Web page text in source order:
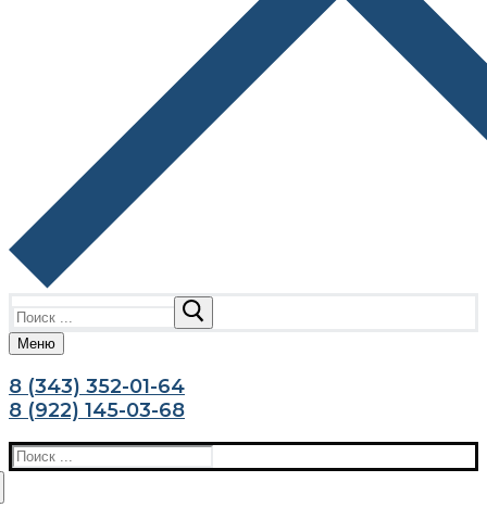
Найти:
Меню
8 (343) 352-01-64
8 (922) 145-03-68
Найти: